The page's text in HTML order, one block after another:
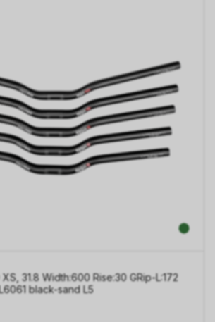
31.8 Width:600 Rise:30 GRip-L:172
black-sand L5